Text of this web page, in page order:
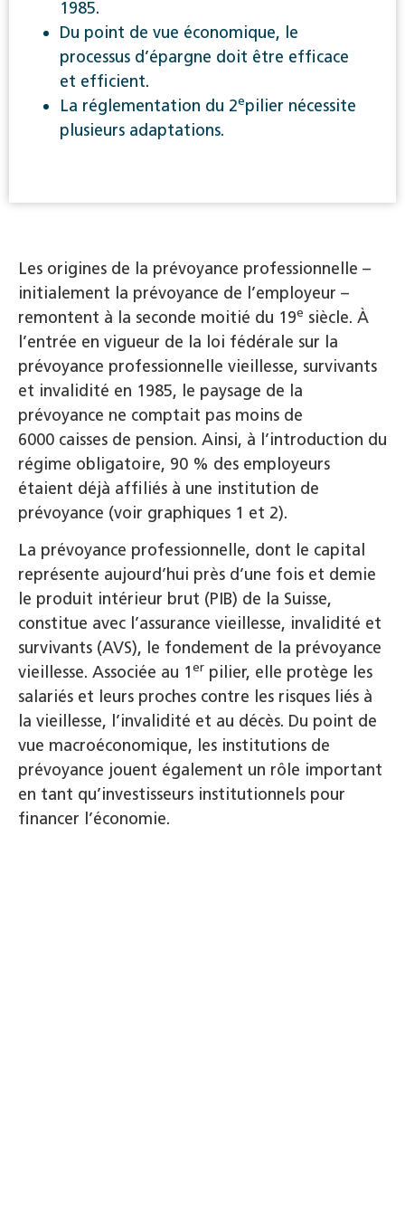
1985.
Du point de vue économique, le
processus d’épargne doit être efficace
et efficient.
La réglementation du 2epilier nécessite
plusieurs adaptations.
Les origines de la prévoyance professionnelle –
initialement la prévoyance de l’employeur –
remontent à la seconde moitié du 19e siècle. À
l’entrée en vigueur de la loi fédérale sur la
prévoyance professionnelle vieillesse, survivants
et invalidité en 1985, le paysage de la
prévoyance ne comptait pas moins de
6000 caisses de pension. Ainsi, à l’introduction du
régime obligatoire, 90 % des employeurs
étaient déjà affiliés à une institution de
prévoyance (voir graphiques 1 et 2).
La prévoyance professionnelle, dont le capital
représente aujourd’hui près d’une fois et demie
le produit intérieur brut (PIB) de la Suisse,
constitue avec l’assurance vieillesse, invalidité et
survivants (AVS), le fondement de la prévoyance
vieillesse. Associée au 1er pilier, elle protège les
salariés et leurs proches contre les risques liés à
la vieillesse, l’invalidité et au décès. Du point de
vue macroéconomique, les institutions de
prévoyance jouent également un rôle important
en tant qu’investisseurs institutionnels pour
financer l’économie.